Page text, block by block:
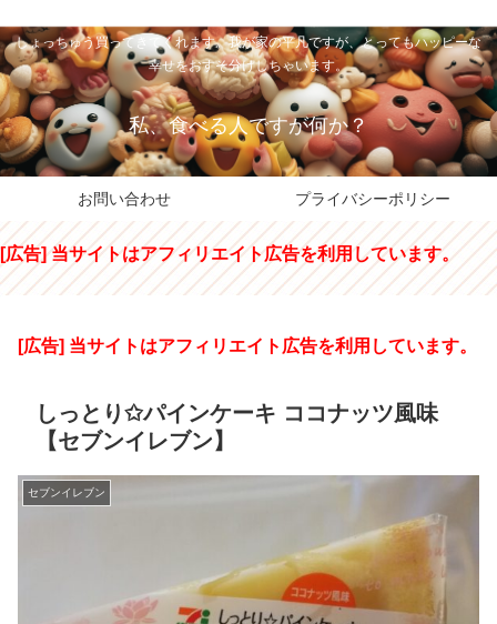
しょっちゅう買ってきてくれます。我が家の平凡ですが、とってもハッピーな
幸せをおすそ分けしちゃいます。
私、食べる人ですが何か？
お問い合わせ プライバシーポリシー
[広告] 当サイトはアフィリエイト広告を利用しています。
[広告] 当サイトはアフィリエイト広告を利用しています。
しっとり✩パインケーキ ココナッツ風味
【セブンイレブン】
セブンイレブン